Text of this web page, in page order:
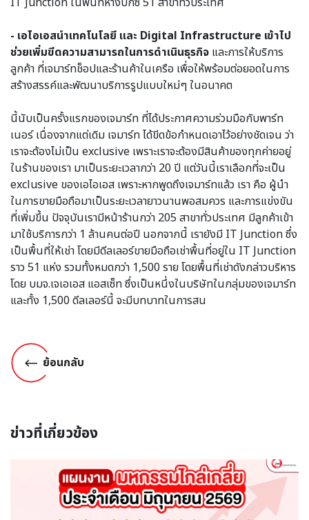
- เอไอเอสนำเทคโนโลยี และ Digital Infrastructure เข้าไป
ช่วยเพิ่มขีดความสามารถในการดำเนินธุรกิจ และการให้บริการ
ลูกค้า ที่เจมาร์ทช็อปและร้านค้าในเครือ เพื่อให้พร้อมต่อยอดในการ
สร้างสรรค์และพัฒนาบริการรูปแบบใหม่ๆ ในอนาคต
นี้นับเป็นครั้งแรกของเจมาร์ท ที่ได้ประกาศความร่วมมือกับพาร์ท
เนอร์ เนื่องจากแต่เดิม เจมาร์ท ได้ขีดข้อกำหนดเอาไว้อย่างชัดเจน ว่า
เราจะต้องไม่เป็น exclusive เพราะเราจะต้องมีสินค้าของทุกค่ายอยู่
ในร้านของเรา มาเป็นระยะเวลากว่า 20 ปี แต่วันนี้เราเลือกที่จะเป็น
exclusive ของเอไอเอส เพราะหากพูดถึงเจมาร์ทแล้ว เรา คือ ผู้นำ
ในการขายมือถือมาเป็นระยะเวลายาวนานพอสมควร และการแข่งขัน
ที่เพิ่มขึ้น ปัจจุบันเรามีหน้าร้านกว่า 205 สาขาทั่วประเทศ มีลูกค้าเข้า
มาใช้บริการกว่า 1 ล้านคนต่อปี นอกจากนี้ เรายังมี IT Junction ซึ่ง
เป็นพื้นที่ให้เช่า โดยมีดีลเลอร์ขายมือถือเช่าพื้นที่อยู่ใน IT Junction
ราว 51 แห่ง รวมทั้งหมดกว่า 1,500 ราย โดยพื้นที่เช่าดังกล่าวบริหาร
โดย บมจ.เจเอเอส แอสเซ็ท ซึ่งเป็นหนึ่งในบริษัทในกลุ่มของเจมาร์ท
และทั้ง 1,500 ดีลเลอร์นี้ จะมีบทบาทในการสน
ย้อนกลับ
ข่าวที่เกี่ยวข้อง